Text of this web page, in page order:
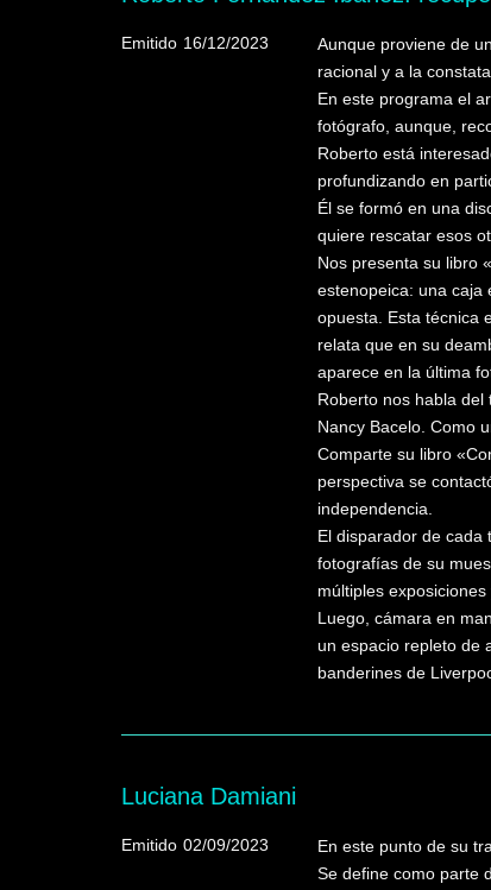
Emitido 16/12/2023
Aunque proviene de
racional y a la
En este programa el
fotógrafo, aunque,
Roberto está
profundizando en
Él se formó en una
quiere rescatar esos
Nos presenta su libro
estenopeica: una caja
opuesta. Esta técnica
relata que en su
aparece en la última
Roberto nos habla
Nancy Bacelo. Como
Comparte su libro
perspectiva se
independencia.
El disparador de
fotografías de su
múltiples
Luego, cámara en
un espacio repleto de
banderines de
Luciana Damiani
Emitido 02/09/2023
En este punto de su
Se define como parte